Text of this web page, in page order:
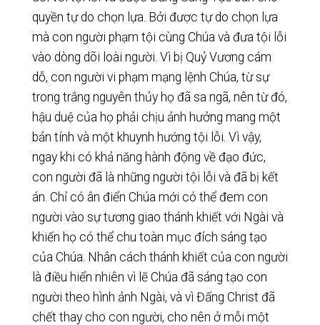
quyền tự do chọn lựa. Bởi được tự do chọn lựa
mà con người phạm tội cùng Chúa và đưa tội lỗi
vào dòng dõi loài người. Vì bị Quỷ Vương cám
dỗ, con người vi phạm mạng lệnh Chúa, từ sự
trong trắng nguyên thủy họ đã sa ngã, nên từ đó,
hậu duệ của họ phải chịu ảnh hưởng mang một
bản tính và một khuynh hướng tội lỗi. Vì vậy,
ngay khi có khả năng hành động về đạo đức,
con người đã là những người tội lỗi và đã bị kết
án. Chỉ có ân điển Chúa mới có thể đem con
người vào sự tương giao thánh khiết với Ngài và
khiến họ có thể chu toàn mục đích sáng tạo
của Chúa. Nhân cách thánh khiết của con người
là điều hiển nhiên vì lẽ Chúa đã sáng tạo con
người theo hình ảnh Ngài, và vì Đấng Christ đã
chết thay cho con người, cho nên ở mỗi một